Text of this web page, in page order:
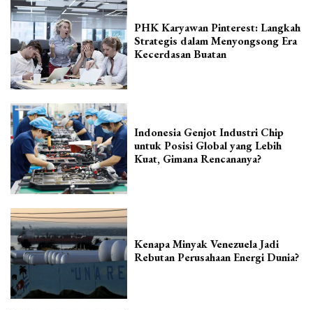
PHK Karyawan Pinterest: Langkah
Strategis dalam Menyongsong Era
Kecerdasan Buatan
Indonesia Genjot Industri Chip
untuk Posisi Global yang Lebih
Kuat, Gimana Rencananya?
Kenapa Minyak Venezuela Jadi
Rebutan Perusahaan Energi Dunia?